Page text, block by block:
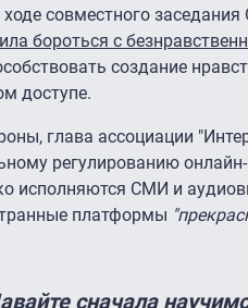
ходе совместного
бороться с
создание
доступе.
глава ассоциации
регулированию
исполняются СМИ и
платформы
сначала